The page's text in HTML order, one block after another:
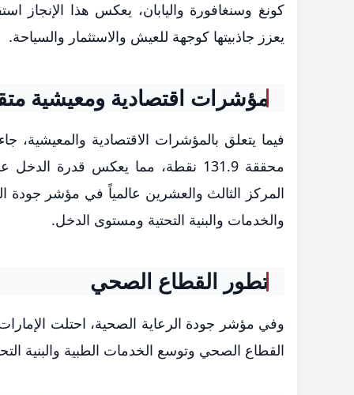
كونغ وسنغافورة واليابان، يعكس هذا الإنجاز
يعزز جاذبيتها كوجهة للعيش والاستثمار والسياحة.
مؤشرات اقتصادية ومعيشية
فيما يتعلق بالمؤشرات الاقتصادية
محققة 131.9 نقطة، مما يعكس قدرة
والخدمات والبنية التحتية ومستوى الدخل.
تطور القطاع الصحي
القطاع الصحي وتوسع الخدمات الطبية والبنية